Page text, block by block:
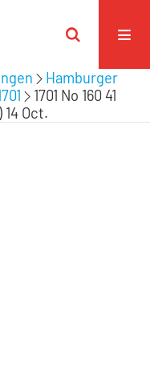
Hamburger
1701 No 160 41
Oct.